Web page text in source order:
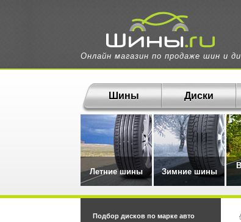
Онлайн магазин по продаже шин и
Шины Диски
Летние шины Зимние шины
Подбор дисков по марке авто